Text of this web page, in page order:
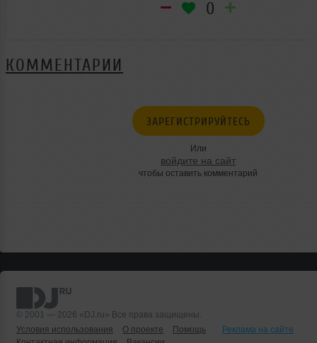
0
КОММЕНТАРИИ
ЗАРЕГИСТРИРУЙТЕСЬ
Или
войдите на сайт
чтобы оставить комментарий
© 2001 — 2026 «DJ.ru» Все права защищены.
Условия использования
О проекте Помощь
Реклама на сайте